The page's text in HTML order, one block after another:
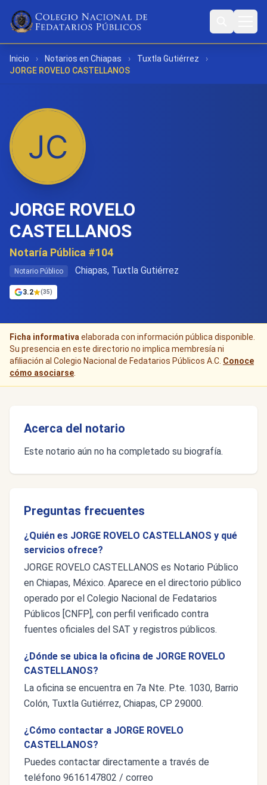
Inicio › Notarios en Chiapas › Tuxtla Gutiérrez
›
JORGE ROVELO CASTELLANOS
JORGE ROVELO
CASTELLANOS
Notaría Pública #104
Notario Público Chiapas, Tuxtla Gutiérrez
3.2 (35)
Ficha informativa elaborada con información pública disponible.
Su presencia en este directorio no implica membresía ni
afiliación al Colegio Nacional de Fedatarios Públicos A.C. Conoce
cómo asociarse
Acerca del notario
Este notario aún no ha completado su biografía.
Preguntas frecuentes
¿Quién es JORGE ROVELO CASTELLANOS y qué
servicios ofrece?
JORGE ROVELO CASTELLANOS es Notario Público
en Chiapas, México. Aparece en el directorio público
operado por el Colegio Nacional de Fedatarios
Públicos [CNFP], con perfil verificado contra
fuentes oficiales del SAT y registros públicos.
¿Dónde se ubica la oficina de JORGE ROVELO
CASTELLANOS?
La oficina se encuentra en 7a Nte. Pte. 1030, Barrio
Colón, Tuxtla Gutiérrez, Chiapas, CP 29000.
¿Cómo contactar a JORGE ROVELO
CASTELLANOS?
Puedes contactar directamente a través de
teléfono 9616147802 / correo